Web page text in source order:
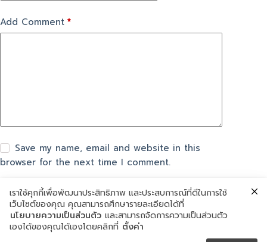
Add Comment *
Save my name, email and website in this
browser for the next time I comment.
แสดงความเห็น
เราใช้คุกกี้เพื่อพัฒนาประสิทธิภาพ และประสบการณ์ที่ดีในการใช้
เว็บไซต์ของคุณ คุณสามารถศึกษารายละเอียดได้ที่
นโยบายความเป็นส่วนตัว และสามารถจัดการความเป็นส่วนตัว
เองได้ของคุณได้เองโดยคลิกที่ ตั้งค่า